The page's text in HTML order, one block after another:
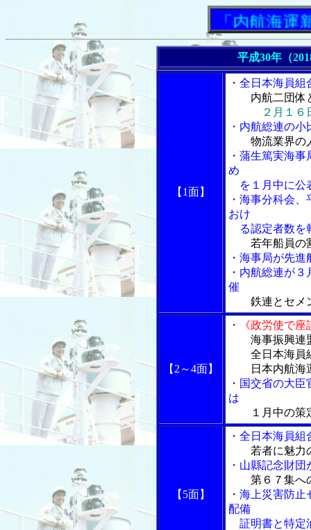
「内航海運新聞
平成30年（
【1面】
・全日本海員
内航二団体
２月１６
・内航総連の
物流業界の
・蒲生篤実海
め
を１月中に公
・海事分科会
おけ
る認定者数を
若年船員の
・海事局が先
・内航総連が
催
鉄連とセメ
【2～4面】
・
《政労使で座
海事振興連
全日本海員
日本内航海
・国交省の大
は
１月中の策
【5面】
・全日本海員
若者に魅力
・山縣記念財
第６７集へ
・海上災害防
配備
証明書と特定